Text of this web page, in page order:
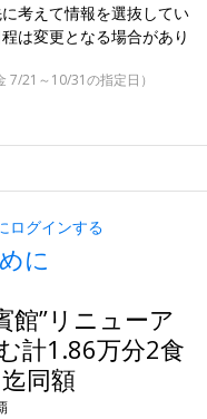
考えて情報を選抜してい
は変更となる場合があり
7/21～10/31の指定日）
ログインする
に
館”リニューア
計1.86万分2食
同額